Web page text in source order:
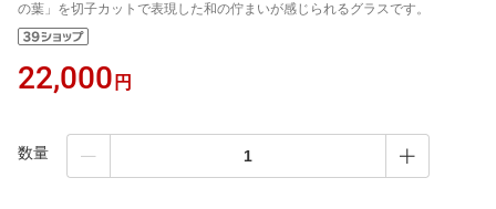
の葉」を切子カットで表現した和の佇まいが感じられるグラスです。
22,000 円
数量